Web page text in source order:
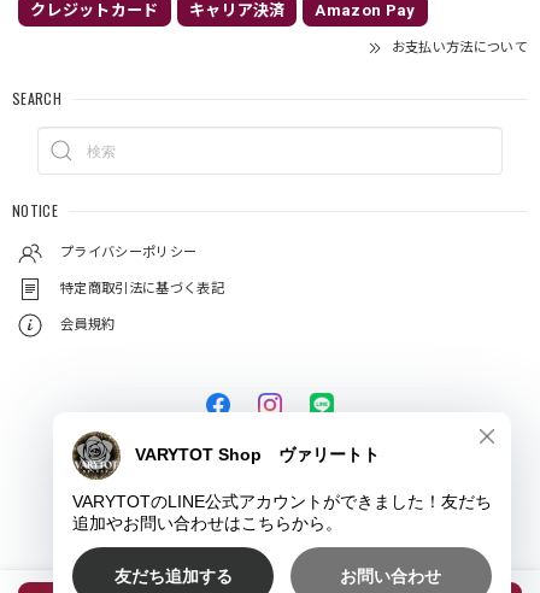
クレジットカード キャリア決済 Amazon Pay
お支払い方法について
SEARCH
NOTICE
プライバシーポリシー
特定商取引法に基づく表記
会員規約